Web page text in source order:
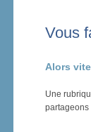
Vous
Alors
Une
partageons